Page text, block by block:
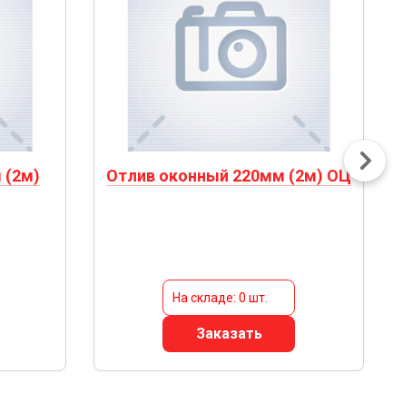
(2м)
Отлив оконный 220мм (2м) ОЦ
На складе: 0 шт.
Заказать